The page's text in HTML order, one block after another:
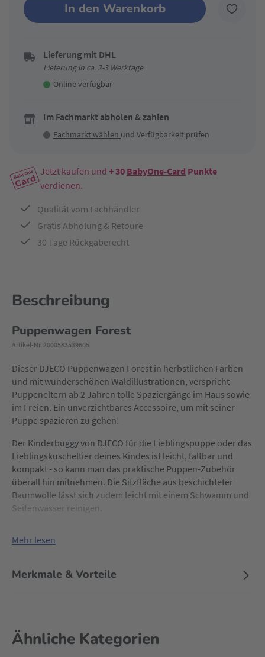
In den Warenkorb
Lieferung mit DHL
Lieferung in ca. 2-3 Werktage
Online verfügbar
Im Fachmarkt abholen & zahlen
Fachmarkt wählen und Verfügbarkeit prüfen
Jetzt kaufen und + 30 BabyOne-Card Punkte
verdienen.
Qualität vom Fachhändler
Gratis Abholung & Retoure
30 Tage Rückgaberecht
Beschreibung
Puppenwagen Forest
Artikel-Nr. 2000583539605
Dieser DJECO Puppenwagen Forest in herbstlichen Farben
und mit wunderschönen Waldillustrationen, verspricht
Puppeneltern ab 2 Jahren tolle Spaziergänge im Haus sowie
im Freien. Ein unverzichtbares Accessoire, um mit seiner
Puppe spazieren zu gehen!
Der Kinderbuggy von DJECO für die Lieblingspuppe oder das
Lieblingskuscheltier deines Kindes ist leicht, faltbar und
kompakt - so kann man das praktische Puppen-Zubehör
überall hin mitnehmen. Die Sitzfläche aus beschichteter
Baumwolle lässt sich zudem leicht mit einem Schwamm und
Seifenwasser reinigen.
Mehr lesen
Merkmale & Vorteile
Ähnliche Kategorien